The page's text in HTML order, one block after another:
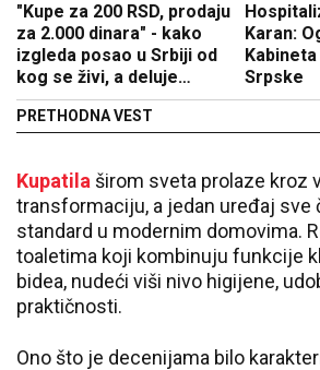
"Kupe za 200 RSD, prodaju
za 2.000 dinara" - kako
izgleda posao u Srbiji od
kog se živi, a deluje
neprimetno
PRETHODNA VEST
Karan:
Srpske
Kupatila širom sveta prolaze kroz
transformaciju, a jedan uređaj sve
standard u modernim domovima.
toaletima koji kombinuju funkcije
bidea, nudeći viši nivo higijene,
praktičnosti.
Ono što je decenijama bilo